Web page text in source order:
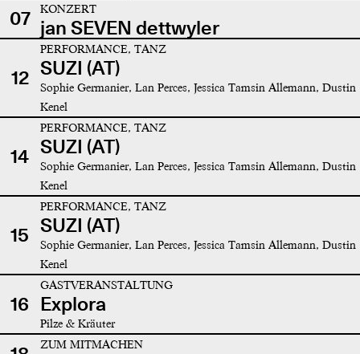
07
KONZERT
jan SEVEN dettwyler
12
PERFORMANCE, TANZ
SUZI (AT)
Sophie Germanier, Lan Perces, Jessica Tamsin Allemann, Dustin
Kenel
14
PERFORMANCE, TANZ
SUZI (AT)
Sophie Germanier, Lan Perces, Jessica Tamsin Allemann, Dustin
Kenel
15
PERFORMANCE, TANZ
SUZI (AT)
Sophie Germanier, Lan Perces, Jessica Tamsin Allemann, Dustin
Kenel
16
GASTVERANSTALTUNG
Explora
Pilze & Kräuter
ZUM MITMACHEN